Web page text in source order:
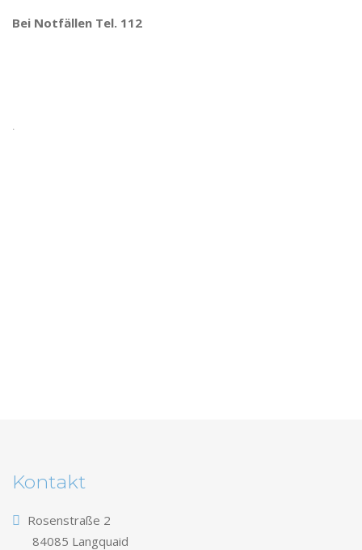
Bei Notfällen Tel. 112
.
Kontakt
Rosenstraße 2
84085 Langquaid